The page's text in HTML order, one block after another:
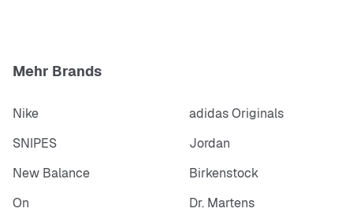
Mehr Brands
Nike
adidas Originals
SNIPES
Jordan
New Balance
Birkenstock
On
Dr. Martens